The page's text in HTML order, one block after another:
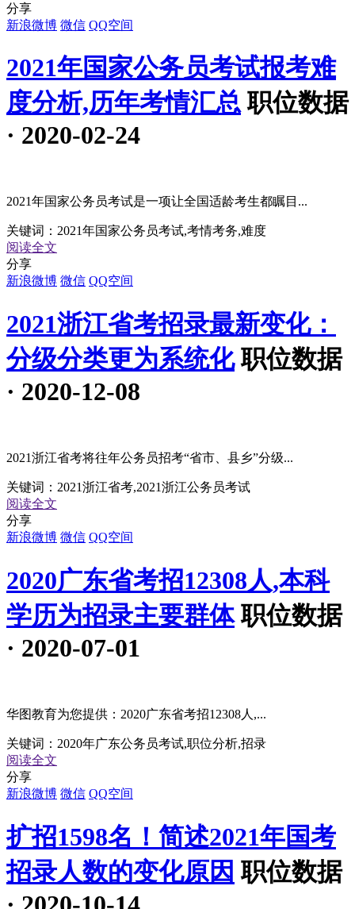
分享
新浪微博 微信 QQ空间
2021年国家公务员考试报考难
度分析,历年考情汇总 职位数据
· 2020-02-24
2021年国家公务员考试是一项让全国适龄考生都瞩目...
关键词： 2021年国家公务员考试,考情考务,难度
阅读全文
分享
新浪微博 微信 QQ空间
2021浙江省考招录最新变化：
分级分类更为系统化 职位数据
· 2020-12-08
2021浙江省考将往年公务员招考“省市、县乡”分级...
关键词： 2021浙江省考,2021浙江公务员考试
阅读全文
分享
新浪微博 微信 QQ空间
2020广东省考招12308人,本科
学历为招录主要群体 职位数据
· 2020-07-01
华图教育为您提供：2020广东省考招12308人,...
关键词： 2020年广东公务员考试,职位分析,招录
阅读全文
分享
新浪微博 微信 QQ空间
扩招1598名！简述2021年国考
招录人数的变化原因 职位数据